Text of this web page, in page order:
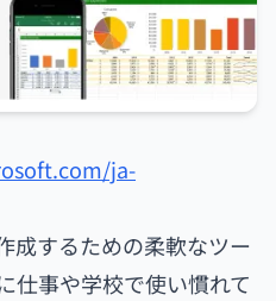
ja-
成するための柔軟なツー
仕事や学校で使い慣れて